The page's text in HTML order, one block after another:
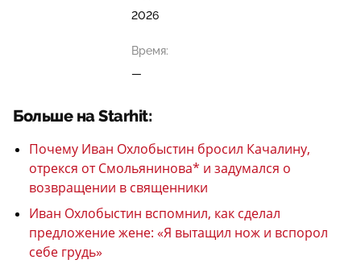
2026
Время:
—
Больше на Starhit:
Почему Иван Охлобыстин бросил Качалину,
отрекся от Смольянинова* и задумался о
возвращении в священники
Иван Охлобыстин вспомнил, как сделал
предложение жене: «Я вытащил нож и вспорол
себе грудь»